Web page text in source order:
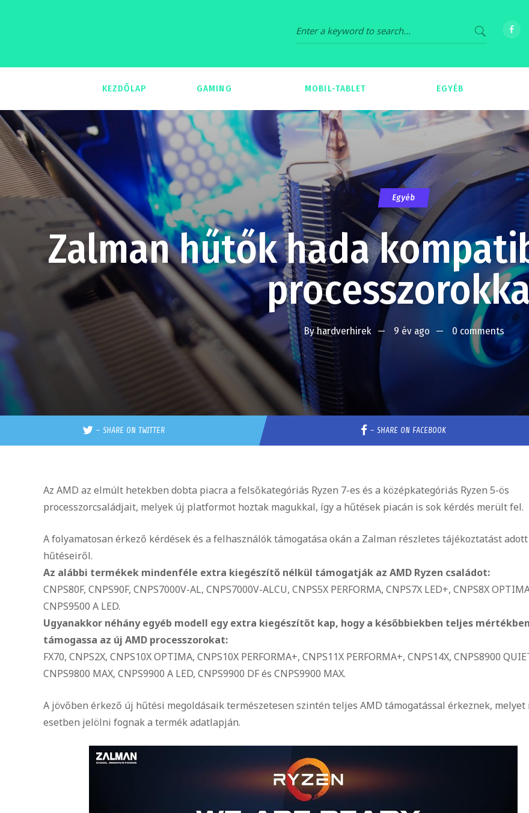
KEZDŐLAP GAMING MOBIL-TABLET EGYÉB
Egyéb
Zalman hűtők hada
Byhardverhirek 9 év ago 0 comments
– SHARE ON TWITTER – SHARE ON FACEBOOK
Az AMD az elmúlt hetekben dobta piacra a felsőkategóriás Ryzen 7-es és a középkategóriás Ryzen 5-ös
processzorcsaládjait, melyek új platformot hoztak magukkal, így a hűtések piacán is sok kérdés merült fel.
A folyamatosan érkező kérdések és a felhasználók támogatása okán a Zalman részletes tájékoztatást
hűtéseiről.
Az alábbi termékek mindenféle extra kiegészítő nélkül támogatják az AMD Ryzen családot:
CNPS80F, CNPS90F, CNPS7000V-AL, CNPS7000V-ALCU, CNPS5X PERFORMA, CNPS7X LED+, CNPS8X
CNPS9500 A LED.
Ugyanakkor néhány egyéb modell egy extra kiegészítőt kap, hogy a későbbiekben teljes mértékben
támogassa az új AMD processzorokat:
FX70, CNPS2X, CNPS10X OPTIMA, CNPS10X PERFORMA+, CNPS11X PERFORMA+, CNPS14X, CNPS8900
CNPS9800 MAX, CNPS9900 A LED, CNPS9900 DF és CNPS9900 MAX.
A jövőben érkező új hűtési megoldásaik természetesen szintén teljes AMD támogatással érkeznek, melyet
esetben jelölni fognak a termék adatlapján.